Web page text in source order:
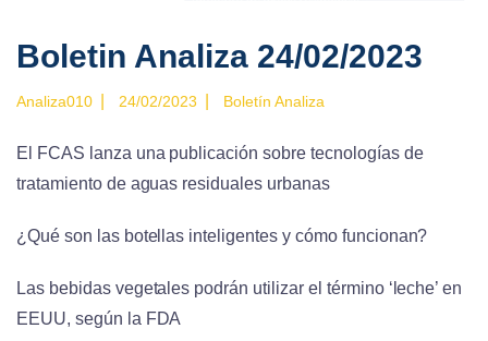
Boletin Analiza 24/02/2023
Analiza010 24/02/2023 Boletín Analiza
El FCAS lanza una publicación sobre tecnologías de
tratamiento de aguas residuales urbanas
¿Qué son las botellas inteligentes y cómo funcionan?
Las bebidas vegetales podrán utilizar el término ‘leche’ en
EEUU, según la FDA